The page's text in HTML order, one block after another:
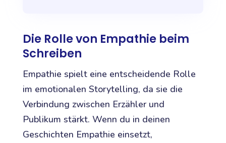
Die Rolle von Empathie beim
Schreiben
Empathie spielt eine entscheidende Rolle
im emotionalen Storytelling, da sie die
Verbindung zwischen Erzähler und
Publikum stärkt. Wenn du in deinen
Geschichten Empathie einsetzt,